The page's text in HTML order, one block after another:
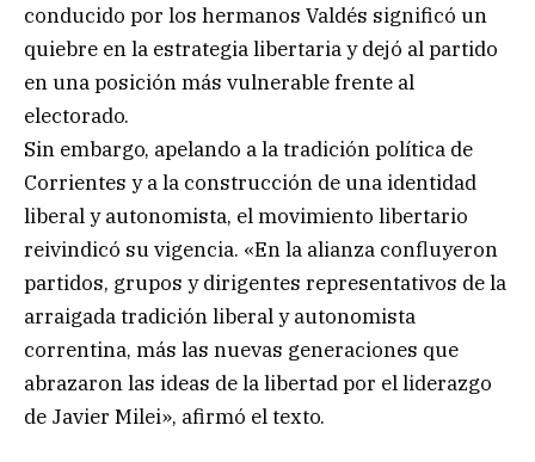
conducido por los hermanos Valdés significó un
quiebre en la estrategia libertaria y dejó al partido
en una posición más vulnerable frente al
electorado.
Sin embargo, apelando a la tradición política de
Corrientes y a la construcción de una identidad
liberal y autonomista, el movimiento libertario
reivindicó su vigencia. «En la alianza confluyeron
partidos, grupos y dirigentes representativos de la
arraigada tradición liberal y autonomista
correntina, más las nuevas generaciones que
abrazaron las ideas de la libertad por el liderazgo
de Javier Milei», afirmó el texto.